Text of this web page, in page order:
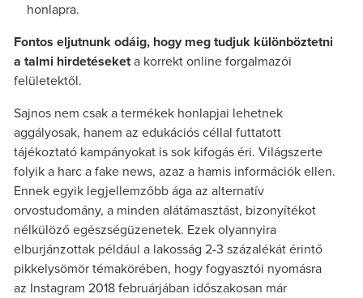
honlapra.
Fontos eljutnunk odáig, hogy meg tudjuk különböztetni
a talmi hirdetéseketa korrekt online forgalmazói
felületektől.
Sajnos nem csak a termékek honlapjai lehetnek
aggályosak, hanem az edukációs céllal futtatott
tájékoztató kampányokat is sok kifogás éri. Világszerte
folyik a harc a fake news, azaz a hamis információk ellen.
Ennek egyik legjellemzőbb ága az alternatív
orvostudomány, a minden alátámasztást, bizonyítékot
nélkülöző egészségüzenetek. Ezek olyannyira
elburjánzottak például a lakosság 2-3 százalékát érintő
pikkelysömör témakörében, hogy fogyasztói nyomásra
az Instagram 2018 februárjában időszakosan már